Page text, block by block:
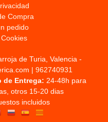
Compra
pedido
de Turia, Valencia -
| 962740931
de Entrega: 24-48h para
otros 15-20 dias
incluidos